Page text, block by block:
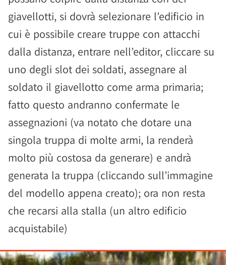
giavellotti, si dovrà selezionare l’edificio in
cui è possibile creare truppe con attacchi
dalla distanza, entrare nell’editor, cliccare su
uno degli slot dei soldati, assegnare al
soldato il giavellotto come arma primaria;
fatto questo andranno confermate le
assegnazioni (va notato che dotare una
singola truppa di molte armi, la renderà
molto più costosa da generare) e andrà
generata la truppa (cliccando sull’immagine
del modello appena creato); ora non resta
che recarsi alla stalla (un altro edificio
acquistabile)